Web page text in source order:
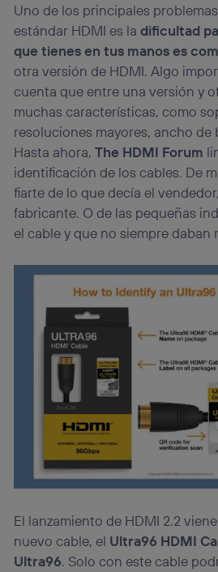
Uno de los principales
estándar HDMI es ladificultad
que tienes en tus manos es
otra versión de HDMI. Algo
cuenta que entre una versión y
muchas características, como
resoluciones mayores, ancho de
Hasta ahora,The HDMI Forum
identificación de los cables. De
fiarte de lo que decía el
fabricante. O de las pequeñas
el cable y que no siempre daban
El lanzamiento de HDMI 2.2
nuevo cable, el Ultra96 HDMI
Ultra96. Solo con este cable